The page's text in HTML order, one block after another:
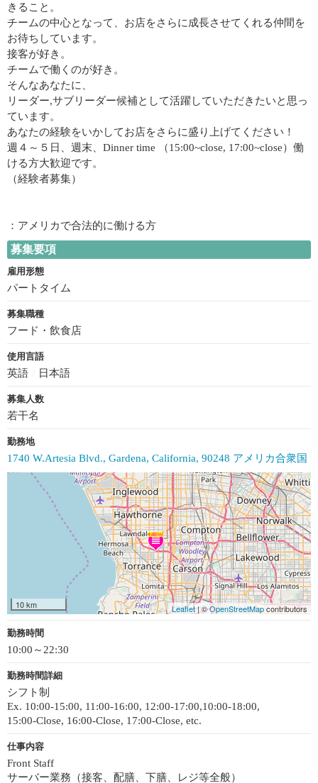
きること。
チームの中心となって、お店をさらに成長させてくれる仲間を
お待ちしています。
接客が好き。
チームで働くのが好き。
そんなあなたに、
リーダー,サブリーダー候補として活躍していただきたいと思っ
ています。
あなたの経験をいかしてお店をさらに盛り上げてください！
週４～５日、週末、Dinner time （15:00~close, 17:00~close）働
ける方大歓迎です。
（経験者募集）
：アメリカで合法的に働ける方
募集要項
雇用形態
パートタイム
募集職種
フード・飲食店
使用言語
英語 日本語
募集人数
若干名
勤務地
1740 W.Artesia Blvd., Gardena, California, 90248 アメリカ合衆国
10 km Leaflet| ©OpenStreetMapcontributors
勤務時間
10:00～22:30
勤務時間詳細
シフト制
Ex. 10:00-15:00, 11:00-16:00, 12:00-17:00,10:00-18:00,
15:00-Close, 16:00-Close, 17:00-Close, etc.
仕事内容
Front Staff
サーバー業務（接客、配膳、下膳、レジ等全般）